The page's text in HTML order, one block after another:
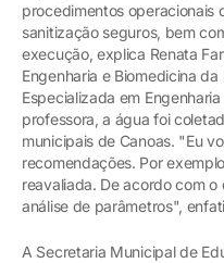
procedimentos operacionais
sanitização seguros, bem
execução, explica Renata
Engenharia e Biomedicina
Especializada em
professora, a água foi
municipais de Canoas. "Eu
recomendações. Por
reavaliada. De acordo com
análise de parâmetros",
A Secretaria Municipal de